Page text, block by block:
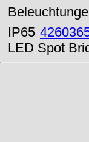
IP65
LED Spot